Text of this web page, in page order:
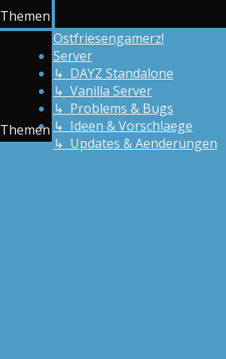
Themen
Themen
Ostfriesengamerz!
Server
↳ DAYZ Standalone
↳ Vanilla Server
↳ Problems & Bugs
↳ Ideen & Vorschlaege
↳ Updates & Aenderungen